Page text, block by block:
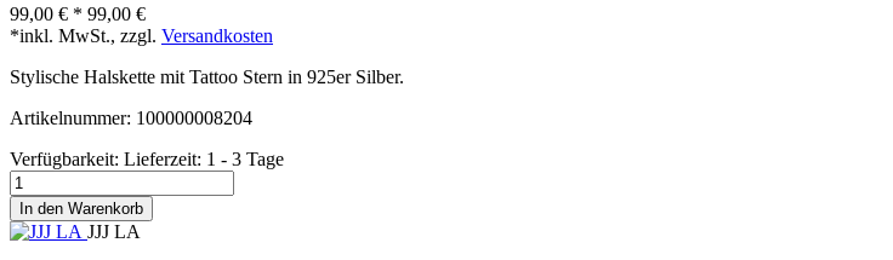
99,00 € * 99,00 €
*inkl. MwSt., zzgl. Versandkosten
Stylische Halskette mit Tattoo Stern in 925er Silber.
Artikelnummer: 100000008204
Verfügbarkeit: Lieferzeit: 1 - 3 Tage
In den Warenkorb
JJJ LA